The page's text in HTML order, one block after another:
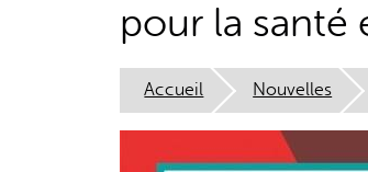
pour la santé
Accueil Nouvelles